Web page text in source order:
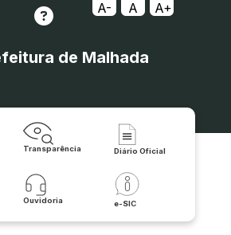
A- A A+
de Malhada
Transparência Diário Oficial
Ouvidoria e-SIC